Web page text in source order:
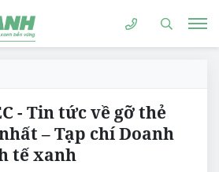
- Tin tức về gỡ thẻ
– Tạp chí Doanh
tế xanh